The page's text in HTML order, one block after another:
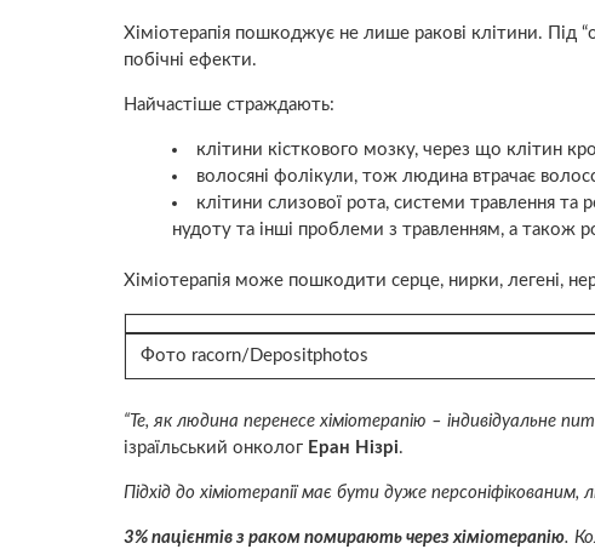
Хіміотерапія пошкоджує не лише ракові клітини. Під
побічні ефекти.
Найчастіше страждають:
клітини кісткового мозку, через що клітин
волосяні фолікули, тож людина втрачає
клітини слизової рота, системи травлення
нудоту та інші проблеми з травленням, а також
Хіміотерапія може пошкодити серце, нирки, легені,
Фото racorn/ Depositphotos
“Те, як людина перенесе хіміотерапію – індивідуальне
ізраїльський онколог Еран Нізрі.
Підхід до хіміотерапії має бути дуже
3% пацієнтів з раком помирають через хіміотерапію.